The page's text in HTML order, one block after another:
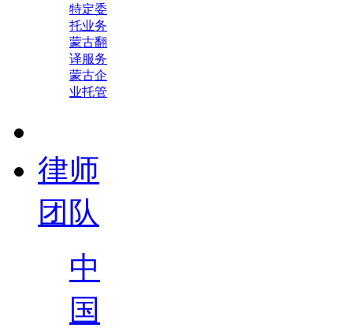
特定委
托业务
蒙古翻
译服务
蒙古企
业托管
律师
团队
中
国